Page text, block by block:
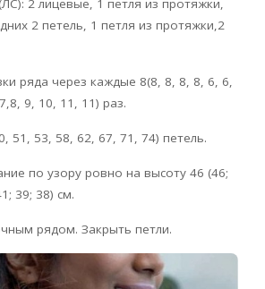
2 лицевые, 1 петля из протяжки,
2 петель, 1 петля из протяжки,2
ряда через каждые 8(8, 8, 8, 8, 6, 6,
9, 10, 11, 11) раз.
51, 53, 58, 62, 67, 71, 74) петель.
по узору ровно на высоту 46 (46;
39; 38) см.
рядом. Закрыть петли.